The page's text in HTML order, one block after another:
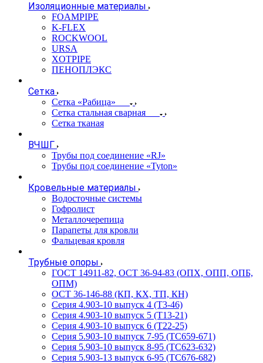
Изоляционные материалы
FOAMPIPE
K-FLEX
ROCKWOOL
URSA
XOTPIPE
ПЕНОПЛЭКС
Сетка
Сетка «Рабица»
Сетка стальная сварная
Сетка тканая
ВЧШГ
Трубы под соединение «RJ»
Трубы под соединение «Tyton»
Кровельные материалы
Водосточные системы
Гофролист
Металлочерепица
Парапеты для кровли
Фальцевая кровля
Трубные опоры
ГОСТ 14911-82, ОСТ 36-94-83 (ОПХ, ОПП, ОПБ,
ОПМ)
ОСТ 36-146-88 (КП, КХ, ТП, КН)
Серия 4.903-10 выпуск 4 (Т3-46)
Серия 4.903-10 выпуск 5 (Т13-21)
Серия 4.903-10 выпуск 6 (Т22-25)
Серия 5.903-10 выпуск 7-95 (ТС659-671)
Серия 5.903-10 выпуск 8-95 (ТС623-632)
Серия 5.903-13 выпуск 6-95 (ТС676-682)